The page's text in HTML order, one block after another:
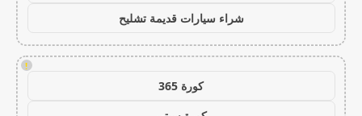
شراء سيارات قديمة تشليح
!
كورة 365